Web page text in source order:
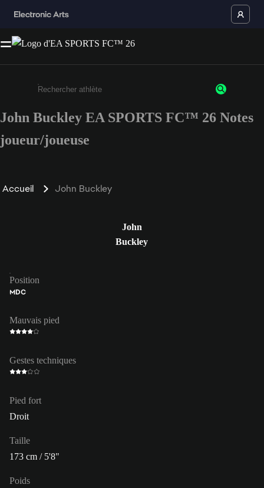
Saisissez au moins 3 caractères ou chiffres.
John Buckley EA SPORTS FC™ 26 Notes
joueur/joueuse
Accueil John Buckley
John
Buckley
Position
MDC
Mauvais pied
Gestes techniques
Pied fort
Droit
Taille
173 cm / 5'8"
Poids